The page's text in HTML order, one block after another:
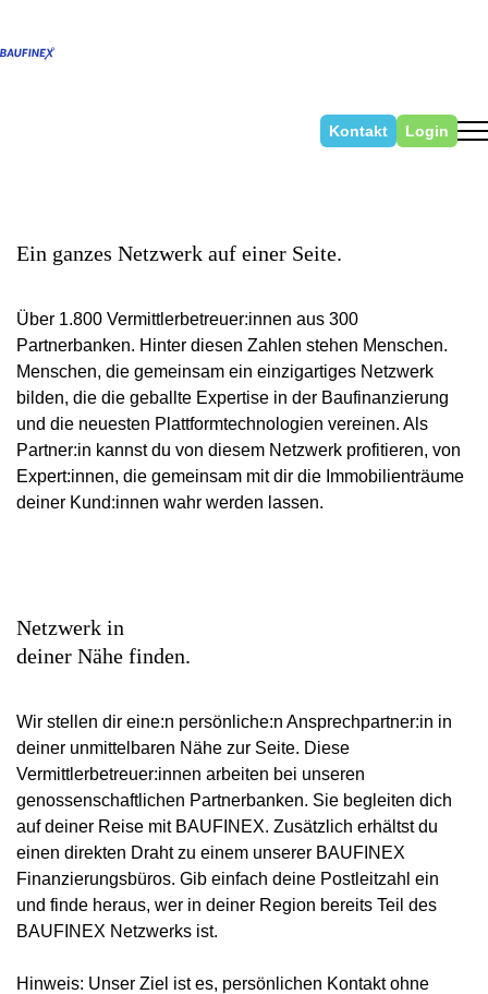
Kontakt Login
Ein ganzes Netzwerk auf einer Seite.
Über 1.800 Vermittlerbetreuer:innen aus 300
Partnerbanken. Hinter diesen Zahlen stehen Menschen.
Menschen, die gemeinsam ein einzigartiges Netzwerk
bilden, die die geballte Expertise in der Baufinanzierung
und die neuesten Plattformtechnologien vereinen. Als
Partner:in kannst du von diesem Netzwerk profitieren, von
Expert:innen, die gemeinsam mit dir die Immobilienträume
deiner Kund:innen wahr werden lassen.
Netzwerk in
deiner Nähe finden.
Wir stellen dir eine:n persönliche:n Ansprechpartner:in in
deiner unmittelbaren Nähe zur Seite. Diese
Vermittlerbetreuer:innen arbeiten bei unseren
genossenschaftlichen Partnerbanken. Sie begleiten dich
auf deiner Reise mit BAUFINEX. Zusätzlich erhältst du
einen direkten Draht zu einem unserer BAUFINEX
Finanzierungsbüros. Gib einfach deine Postleitzahl ein
und finde heraus, wer in deiner Region bereits Teil des
BAUFINEX Netzwerks ist.
Hinweis: Unser Ziel ist es, persönlichen Kontakt ohne